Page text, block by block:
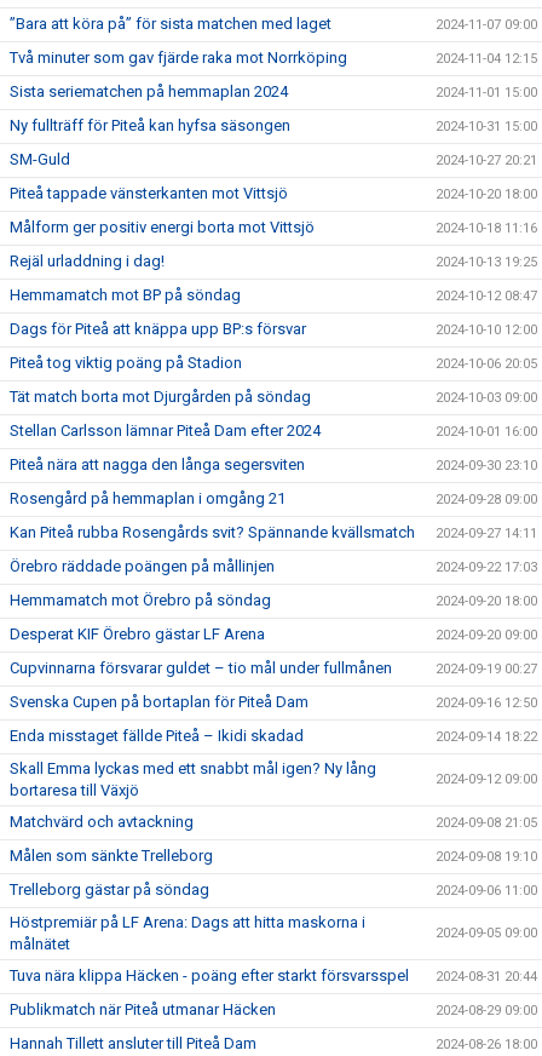
”Bara att köra på” för sista matchen med laget 2024-11-07 09:00
Två minuter som gav fjärde raka mot Norrköping 2024-11-04 12:15
Sista seriematchen på hemmaplan 2024 2024-11-01 15:00
Ny fullträff för Piteå kan hyfsa säsongen 2024-10-31 15:00
SM-Guld 2024-10-27 20:21
Piteå tappade vänsterkanten mot Vittsjö 2024-10-20 18:00
Målform ger positiv energi borta mot Vittsjö 2024-10-18 11:16
Rejäl urladdning i dag! 2024-10-13 19:25
Hemmamatch mot BP på söndag 2024-10-12 08:47
Dags för Piteå att knäppa upp BP:s försvar 2024-10-10 12:00
Piteå tog viktig poäng på Stadion 2024-10-06 20:05
Tät match borta mot Djurgården på söndag 2024-10-03 09:00
Stellan Carlsson lämnar Piteå Dam efter 2024 2024-10-01 16:00
Piteå nära att nagga den långa segersviten 2024-09-30 23:10
Rosengård på hemmaplan i omgång 21 2024-09-28 09:00
Kan Piteå rubba Rosengårds svit? Spännande kvällsmatch 2024-09-27 14:11
Örebro räddade poängen på mållinjen 2024-09-22 17:03
Hemmamatch mot Örebro på söndag 2024-09-20 18:00
Desperat KIF Örebro gästar LF Arena 2024-09-20 09:00
Cupvinnarna försvarar guldet – tio mål under fullmånen 2024-09-19 00:27
Svenska Cupen på bortaplan för Piteå Dam 2024-09-16 12:50
Enda misstaget fällde Piteå – Ikidi skadad 2024-09-14 18:22
Skall Emma lyckas med ett snabbt mål igen? Ny lång
bortaresa till Växjö
2024-09-12 09:00
Matchvärd och avtackning 2024-09-08 21:05
Målen som sänkte Trelleborg 2024-09-08 19:10
Trelleborg gästar på söndag 2024-09-06 11:00
Höstpremiär på LF Arena: Dags att hitta maskorna i
målnätet
2024-09-05 09:00
Tuva nära klippa Häcken - poäng efter starkt försvarsspel 2024-08-31 20:44
Publikmatch när Piteå utmanar Häcken 2024-08-29 09:00
Hannah Tillett ansluter till Piteå Dam 2024-08-26 18:00